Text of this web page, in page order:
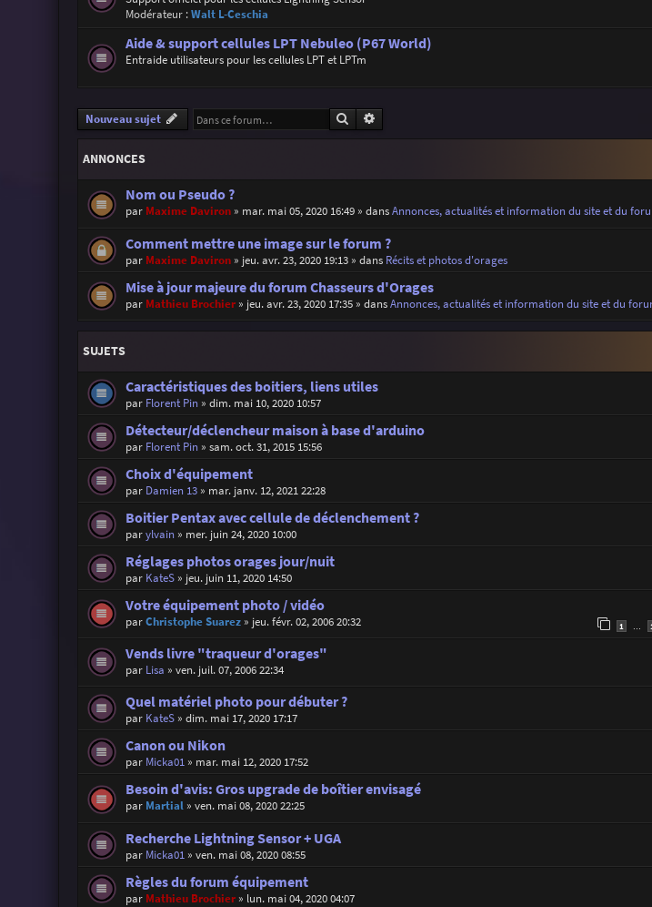
Modérateur :Walt L-Ceschia
Aide & support cellules LPT Nebuleo (P67 World)
Entraide utilisateurs pour les cellules LPT et LPTm
Nouveau sujet Rechercher
ANNONCES
Nom ou Pseudo ?
par Maxime Daviron» mar. mai 05, 2020 16:49» dansAnnonces, actualités et information du site et du
Comment mettre une image sur le forum ?
par Maxime Daviron» jeu. avr. 23, 2020 19:13» dans Récits et photos d'orages
Mise à jour majeure du forum Chasseurs d'Orages
par Mathieu Brochier» jeu. avr. 23, 2020 17:35» dansAnnonces, actualités et information du site et du
SUJETS
Caractéristiques des boitiers, liens utiles
par Florent Pin» dim. mai 10, 2020 10:57
Détecteur/déclencheur maison à base d'arduino
par Florent Pin» sam. oct. 31, 2015 15:56
Choix d'équipement
par Damien 13» mar. janv. 12, 2021 22:28
Boitier Pentax avec cellule de déclenchement ?
parylvain» mer. juin 24, 2020 10:00
Réglages photos orages jour/nuit
par KateS» jeu. juin 11, 2020 14:50
Votre équipement photo / vidéo
parChristophe Suarez» jeu. févr. 02, 2006 20:32 1
Vends livre "traqueur d'orages"
par Lisa » ven. juil. 07, 2006 22:34
Quel matériel photo pour débuter ?
par KateS» dim. mai 17, 2020 17:17
Canon ou Nikon
par Micka01» mar. mai 12, 2020 17:52
Besoin d'avis: Gros upgrade de boîtier envisagé
par Martial» ven. mai 08, 2020 22:25
Recherche Lightning Sensor + UGA
par Micka01» ven. mai 08, 2020 08:55
Règles du forum équipement
par Mathieu Brochier» lun. mai 04, 2020 04:07